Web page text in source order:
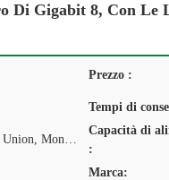
Di Gigabit 8, Con
Prezzo :
Tempi di
T/T, D/P, D/A, L/C, Western Union, MoneyGram
Capacità di
:
Marca: